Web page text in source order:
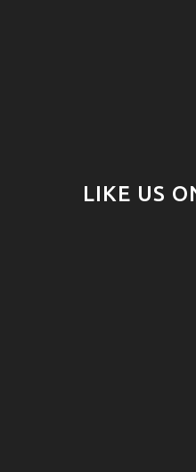
LIKE US